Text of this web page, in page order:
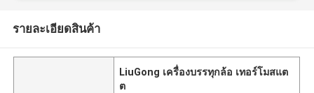
รายละเอียดสินค้า
LiuGong เครื่องบรรทุกล้อ เทอร์โมสแต
ต